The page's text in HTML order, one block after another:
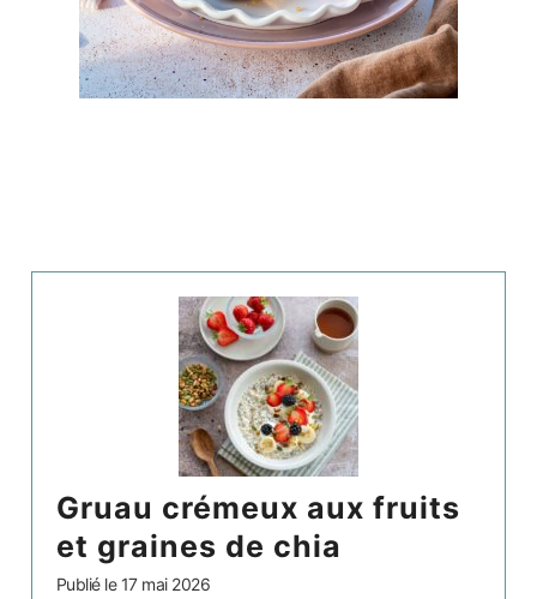
gruau crémeux aux fruits
et graines de chia
Publié le 17 mai 2026